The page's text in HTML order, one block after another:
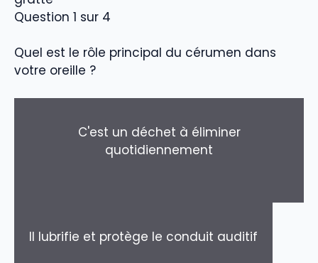
Question 1 sur 4
Quel est le rôle principal du cérumen dans
votre oreille ?
C'est un déchet à éliminer
quotidiennement
Il lubrifie et protège le conduit auditif